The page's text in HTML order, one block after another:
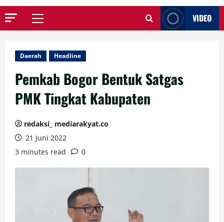
Primary
VIDEO
Daerah Headline
Pemkab Bogor Bentuk Satgas
PMK Tingkat Kabupaten
redaksi_ mediarakyat.co
21 Juni 2022
3 minutes read
0